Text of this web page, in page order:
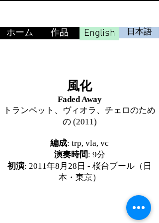
ホーム 作品 English 日本語
風化
Faded Away
トランペット、ヴィオラ、チェロのため
の (2011)
編成: trp, vla, vc
演奏時間: 9分
初演: 2011年8月28日 - 桜台プール（日
本・東京）